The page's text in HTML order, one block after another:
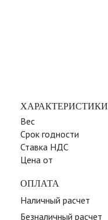
ХАРАКТЕРИСТИКИ
Вес
Срок годности
Ставка НДС
Цена от
ОПЛАТА
Наличный расчет
Безналичный расчет